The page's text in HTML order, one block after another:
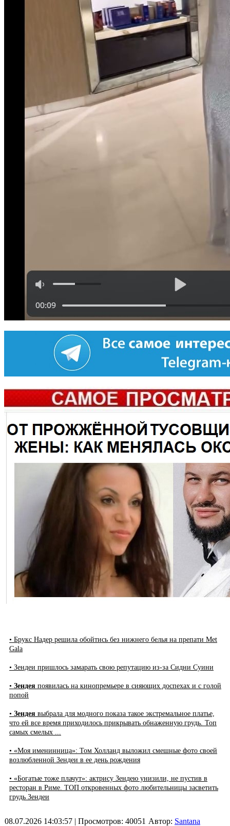
• Брукс Надер решила обойтись без нижнего белья на препати Met
Gala
• Зендеи пришлось замарать свою репутацию из-за Сидни Суини
• Зендея появилась на кинопремьере в сияющих доспехах и с голой
попой
• Зендея выбрала для модного показа такое экстремальное платье,
что ей все время приходилось прикрывать обнаженную грудь. Топ
самых смелых ...
• «Моя именинница»: Том Холланд выложил смешные фото своей
возлюбленной Зендеи в ее день рождения
• «Богатые тоже плачут»: актрису Зендею унизили, не пустив в
ресторан в Риме. ТОП откровенных фото любительницы засветить
грудь Зендеи
08.07.2026 14:03:57 | Просмотров: 40051 Автор: Santana